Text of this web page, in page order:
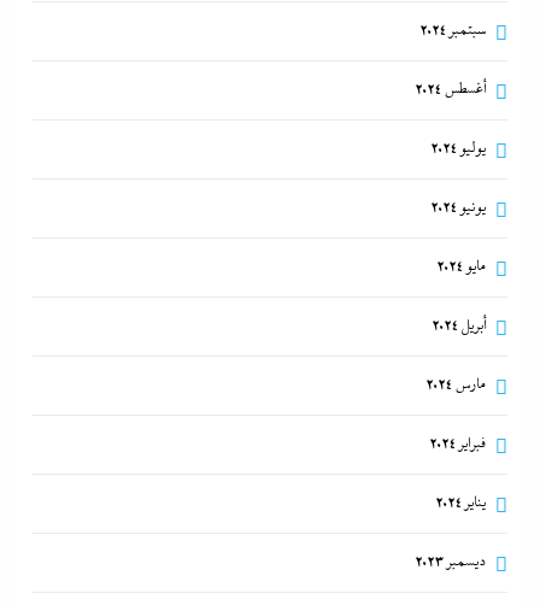
سبتمبر 2024
أغسطس 2024
يوليو 2024
يونيو 2024
مايو 2024
أبريل 2024
مارس 2024
فبراير 2024
يناير 2024
ديسمبر 2023